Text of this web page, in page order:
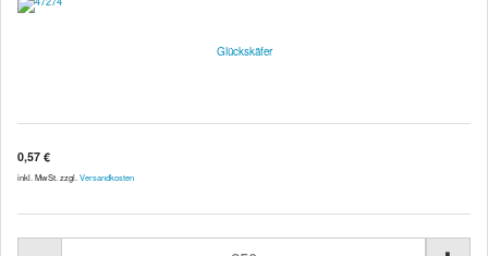
Glückskäfer
0,57 €
inkl. MwSt. zzgl. Versandkosten